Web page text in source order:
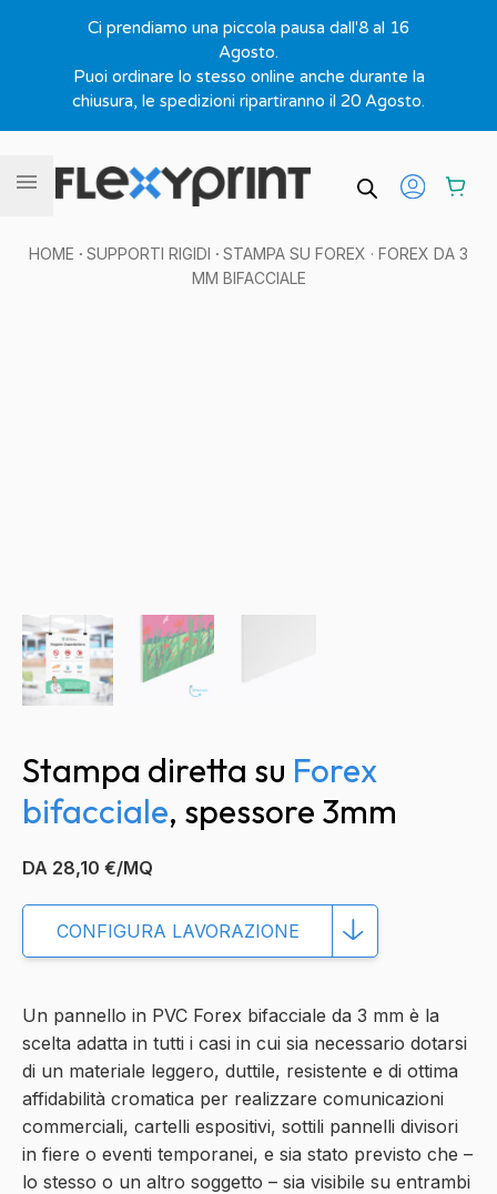
Ci prendiamo una piccola pausa dall'8 al 16
Agosto.
Puoi ordinare lo stesso online anche durante la
chiusura, le spedizioni ripartiranno il 20 Agosto.
HOME · SUPPORTI RIGIDI · STAMPA SU FOREX · FOREX DA 3
MM BIFACCIALE
Forex
da
3
bifacciale
Stampa diretta su Forex
bifacciale, spessore 3mm
DA 28,10 €/MQ
CONFIGURA LAVORAZIONE
Un pannello in PVC Forex bifacciale da 3 mm è la
scelta adatta in tutti i casi in cui sia necessario dotarsi
di un materiale leggero, duttile, resistente e di ottima
affidabilità cromatica per realizzare comunicazioni
commerciali, cartelli espositivi, sottili pannelli divisori
in fiere o eventi temporanei, e sia stato previsto che –
lo stesso o un altro soggetto – sia visibile su entrambi